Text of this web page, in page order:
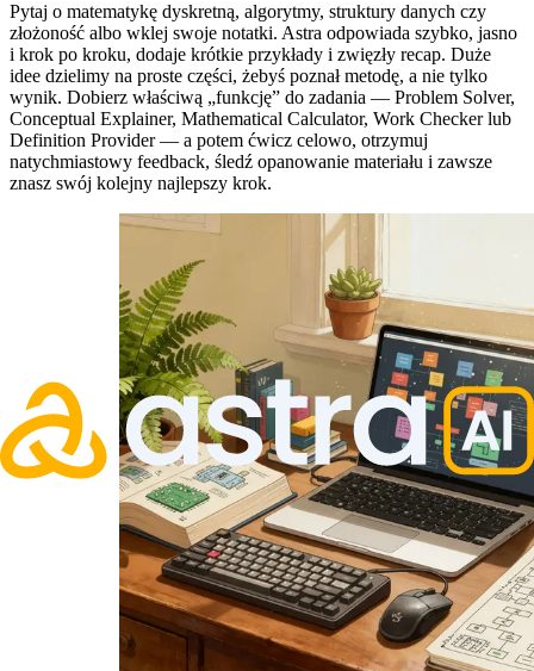
Pytaj o matematykę dyskretną, algorytmy, struktury danych czy
złożoność albo wklej swoje notatki. Astra odpowiada szybko, jasno
i krok po kroku, dodaje krótkie przykłady i zwięzły recap. Duże
idee dzielimy na proste części, żebyś poznał metodę, a nie tylko
wynik. Dobierz właściwą „funkcję” do zadania — Problem Solver,
Conceptual Explainer, Mathematical Calculator, Work Checker lub
Definition Provider — a potem ćwicz celowo, otrzymuj
natychmiastowy feedback, śledź opanowanie materiału i zawsze
znasz swój kolejny najlepszy krok.